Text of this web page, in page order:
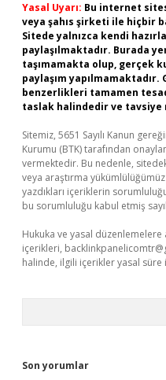
Yasal Uyarı: Bu internet
veya şahıs şirketi ile hiçbir
Sitede yalnızca kendi
paylaşılmaktadır. Burada
taşımamakta olup, gerçek
paylaşım
benzerlikleri tamamen
taslak halindedir ve tavsiye
Sitemiz, 5651 Sayılı Kanun
Kurumu (BTK) tarafından
vermektedir. Bu nedenle,
veya araştırma
yazdıkları içeriklerin
bu sorumluluğu kabul etmiş
Hukuka ve yasal düzenlemelere
içerikleri,
halinde, ilgili içerikler yasal süre
Son yorumlar